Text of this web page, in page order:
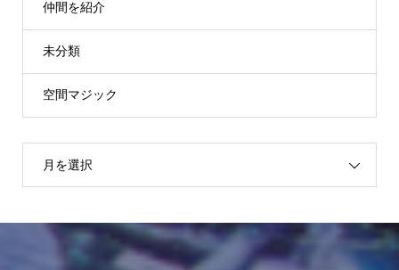
仲間を紹介
未分類
空間マジック
月を選択